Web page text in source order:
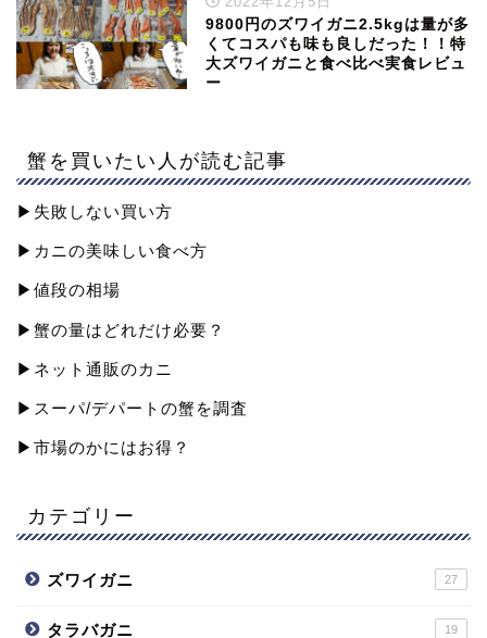
9800円のズワイガニ2.5kgは量が多
くてコスパも味も良しだった！！特
大ズワイガニと食べ比べ実食レビュ
ー
蟹を買いたい人が読む記事
▶︎失敗しない買い方
▶︎カニの美味しい食べ方
▶︎値段の相場
▶︎蟹の量はどれだけ必要？
▶︎ネット通販のカニ
▶︎スーパ/デパートの蟹を調査
▶︎市場のかにはお得？
カテゴリー
ズワイガニ 27
タラバガニ 19